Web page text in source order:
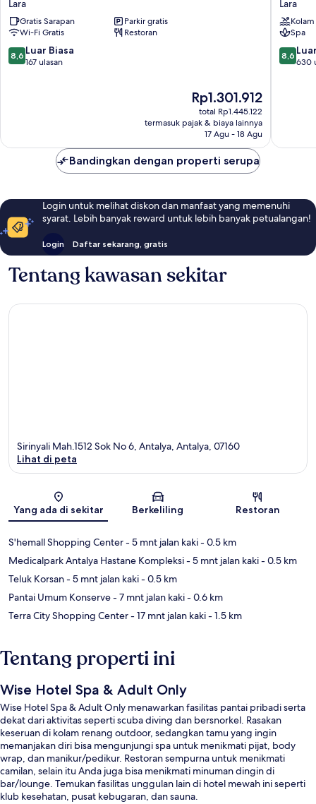
Adult
Only
(+12)
Lara
Lara
Gratis Sarapan
Parkir gratis
Wi-Fi Gratis
Restoran
8.6
dari
8,6 Luar Biasa
167 ulasan
Harga
sekarang
Rp1.301.912
Rp1.301.912
total Rp1.445.122
termasuk pajak & biaya lainnya
17 Agu - 18 Agu
Suites
Lara
Lara
Spa
8.6
dari
8,6
630
Bandingkan dengan properti serupa
Login untuk melihat diskon dan manfaat yang memenuhi
syarat. Lebih banyak reward untuk lebih banyak petualangan!
Login Daftar sekarang, gratis
Tentang kawasan sekitar
Peta
Sirinyali Mah.1512 Sok No 6, Antalya, Antalya, 07160
Lihat di peta
Yang ada di sekitar Berkeliling Restoran
S'hemall Shopping Center- 5 mnt jalan kaki- 0.5 km
Medicalpark Antalya Hastane Kompleksi- 5 mnt jalan kaki- 0.5 km
Teluk Korsan- 5 mnt jalan kaki- 0.5 km
Pantai Umum Konserve- 7 mnt jalan kaki- 0.6 km
Terra City Shopping Center- 17 mnt jalan kaki- 1.5 km
Tentang properti ini
Wise Hotel Spa & Adult Only
Wise Hotel Spa & Adult Only menawarkan fasilitas pantai pribadi serta
dekat dari aktivitas seperti scuba diving dan bersnorkel. Rasakan
keseruan di kolam renang outdoor, sedangkan tamu yang ingin
memanjakan diri bisa mengunjungi spa untuk menikmati pijat, body
wrap, dan manikur/pedikur. Restoran sempurna untuk menikmati
camilan, selain itu Anda juga bisa menikmati minuman dingin di
bar/lounge. Temukan fasilitas unggulan lain di hotel mewah ini seperti
klub kesehatan, pusat kebugaran, dan sauna.